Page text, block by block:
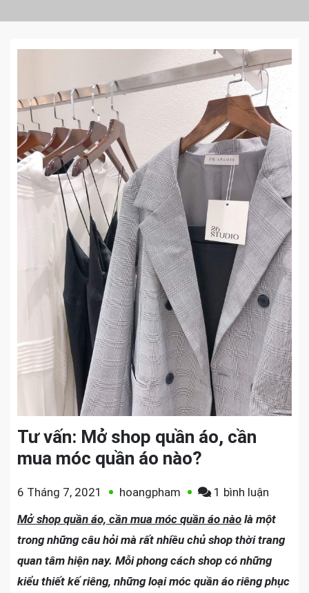
Tư vấn: Mở shop quần áo, cần
mua móc quần áo nào?
6 Tháng 7, 2021 hoangpham 1 bình luận
vấn:
Mở
shop
quần
Mở shop quần áo, cần mua móc quần áo nào là một
trong những câu hỏi mà rất nhiều chủ shop thời trang
quan tâm hiện nay. Mỗi phong cách shop có những
kiểu thiết kế riêng, những loại móc quần áo riêng phục